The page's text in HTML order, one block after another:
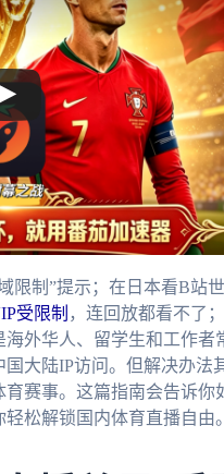
限制”提示；在日本看B站
受限制 ，连回放都看不了
外华人、留学生和工作者
大陆IP访问。但解决办法
赛事。这篇指南会告诉你
松解锁国内体育直播自由。